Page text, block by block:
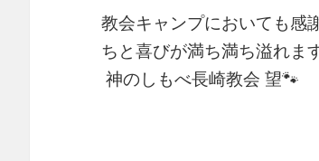
教会キャンプにおいても感
ちと喜びが満ち満ち溢れま
神のしもべ長崎教会 望🐾